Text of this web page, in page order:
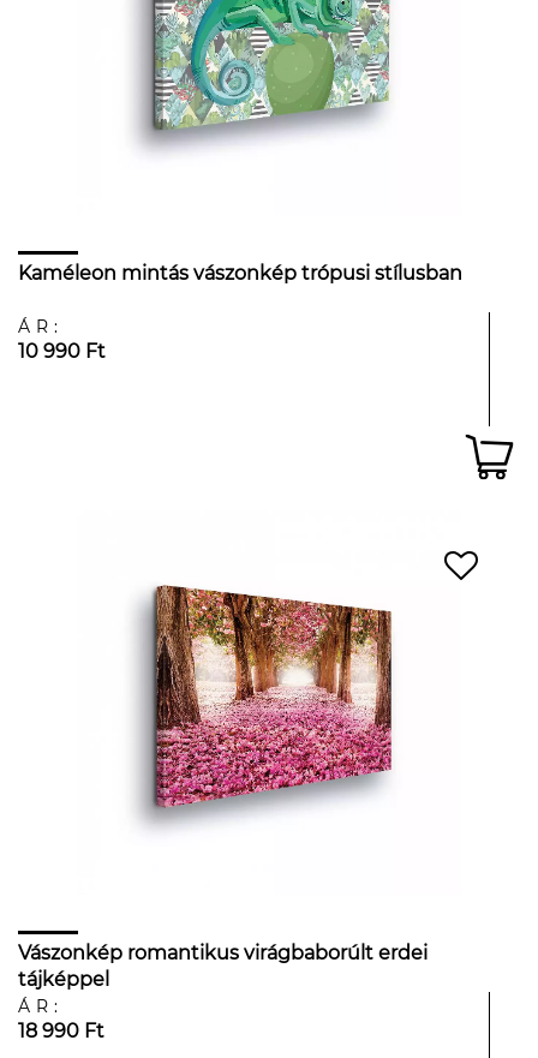
Kaméleon mintás vászonkép trópusi stílusban
ÁR:
10 990 Ft
Vászonkép romantikus virágbaborúlt erdei
tájképpel
ÁR:
18 990 Ft